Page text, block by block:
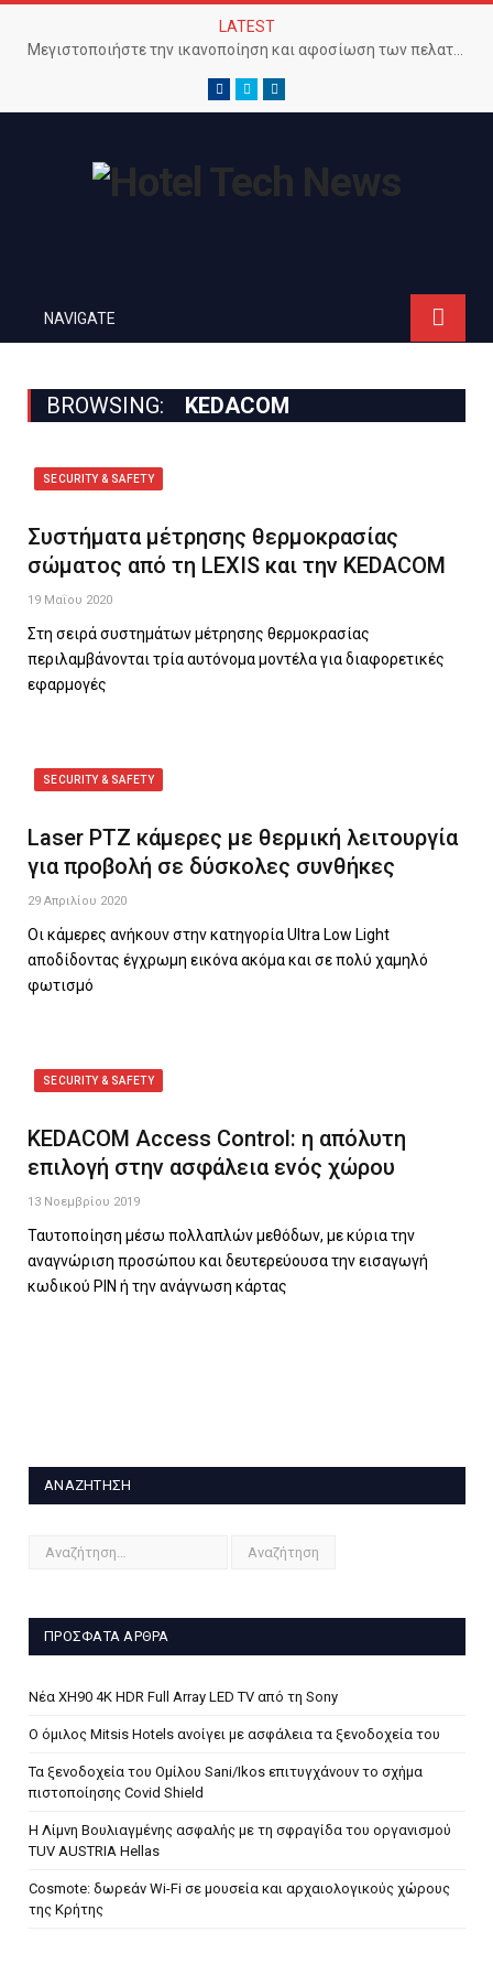
LATEST
Μεγιστοποιήστε την ικανοποίηση και αφοσίωση των πελατών με προηγμένο Wi-Fi δίκτυο
Facebook
TwitterLinkedIn
NAVIGATE
BROWSING: KEDACOM
SECURITY & SAFETY
Συστήματα μέτρησης θερμοκρασίας
σώματος από τη LEXIS και την KEDACOM
19 Μαΐου 2020
Στη σειρά συστημάτων μέτρησης θερμοκρασίας
περιλαμβάνονται τρία αυτόνομα μοντέλα για διαφορετικές
εφαρμογές
SECURITY & SAFETY
Laser PTZ κάμερες με θερμική λειτουργία
για προβολή σε δύσκολες συνθήκες
29 Απριλίου 2020
Οι κάμερες ανήκουν στην κατηγορία Ultra Low Light
αποδίδοντας έγχρωμη εικόνα ακόμα και σε πολύ χαμηλό
φωτισμό
SECURITY & SAFETY
KEDACOM Access Control: η απόλυτη
επιλογή στην ασφάλεια ενός χώρου
13 Νοεμβρίου 2019
Ταυτοποίηση μέσω πολλαπλών μεθόδων, με κύρια την
αναγνώριση προσώπου και δευτερεύουσα την εισαγωγή
κωδικού PIN ή την ανάγνωση κάρτας
ΑΝΑΖΉΤΗΣΗ
ΠΡΌΣΦΑΤΑ ΆΡΘΡΑ
Νέα XH90 4K HDR Full Array LED TV από τη Sony
Ο όμιλος Mitsis Hotels ανοίγει με ασφάλεια τα ξενοδοχεία του
Τα ξενοδοχεία του Ομίλου Sani/Ikos επιτυγχάνουν το σχήμα
πιστοποίησης Covid Shield
H Λίμνη Βουλιαγμένης ασφαλής με τη σφραγίδα του οργανισμού
TUV AUSTRIA Hellas
Cosmote: δωρεάν Wi-Fi σε μουσεία και αρχαιολογικούς χώρους
της Κρήτης